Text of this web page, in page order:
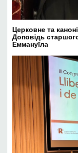
Церковне та
Доповідь
Еммануїла